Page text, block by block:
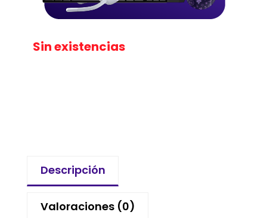
Sin existencias
Descripción
Valoraciones (0)